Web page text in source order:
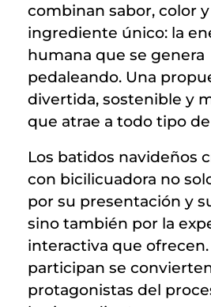
combinan sabor, color
ingrediente único: la
humana que se genera
pedaleando. Una
divertida, sostenible y
que atrae a todo tipo
Los batidos navideños
con bicilicuadora no
por su presentación y
sino también por la
interactiva que
participan se
protagonistas del